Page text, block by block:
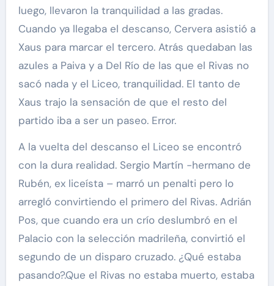
luego, llevaron la tranquilidad a las gradas.
Cuando ya llegaba el descanso, Cervera asistió a
Xaus para marcar el tercero. Atrás quedaban las
azules a Paiva y a Del Río de las que el Rivas no
sacó nada y el Liceo, tranquilidad. El tanto de
Xaus trajo la sensación de que el resto del
partido iba a ser un paseo. Error.
A la vuelta del descanso el Liceo se encontró
con la dura realidad. Sergio Martín -hermano de
Rubén, ex liceísta – marró un penalti pero lo
arregló convirtiendo el primero del Rivas. Adrián
Pos, que cuando era un crío deslumbró en el
Palacio con la selección madrileña, convirtió el
segundo de un disparo cruzado. ¿Qué estaba
pasando?.Que el Rivas no estaba muerto, estaba